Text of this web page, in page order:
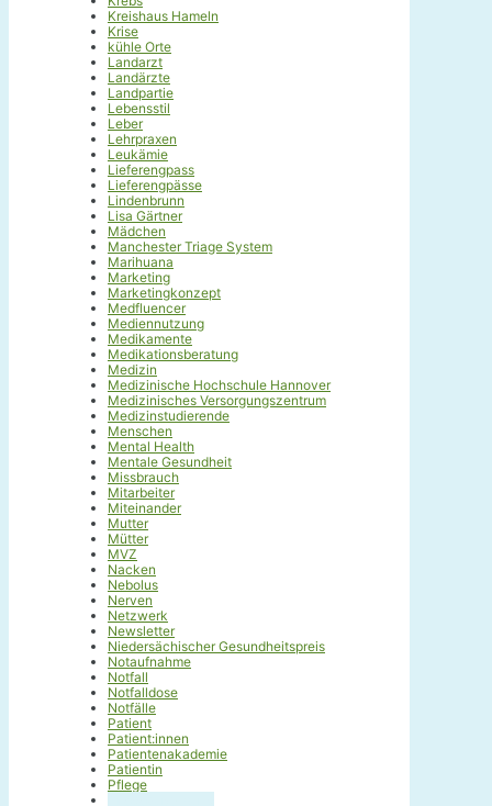
Kreishaus Hameln
Krise
kühle Orte
Landarzt
Landärzte
Landpartie
Lebensstil
Leber
Lehrpraxen
Leukämie
Lieferengpass
Lieferengpässe
Lindenbrunn
Lisa Gärtner
Mädchen
Manchester Triage System
Marihuana
Marketing
Marketingkonzept
Medfluencer
Mediennutzung
Medikamente
Medikationsberatung
Medizin
Medizinische Hochschule Hannover
Medizinisches Versorgungszentrum
Medizinstudierende
Menschen
Mental Health
Mentale Gesundheit
Missbrauch
Mitarbeiter
Miteinander
Mutter
Mütter
MVZ
Nacken
Nebolus
Nerven
Netzwerk
Newsletter
Niedersächischer Gesundheitspreis
Notaufnahme
Notfall
Notfalldose
Notfälle
Patient
Patient:innen
Patientenakademie
Patientin
Pflege